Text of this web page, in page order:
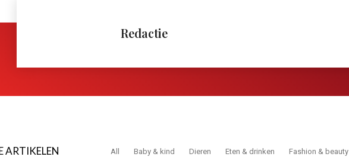
Redactie
ARTIKELEN All Baby & kind Dieren Eten & drinken Fashion & beauty